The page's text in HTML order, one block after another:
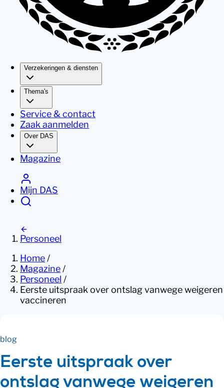
Verzekeringen & diensten
Thema's
Service & contact
Zaak aanmelden
Over DAS
Magazine
Mijn DAS
Personeel
Home /
Magazine /
Personeel /
Eerste uitspraak over ontslag vanwege weigeren
vaccineren
blog
Eerste uitspraak over
ontslag vanwege weigeren